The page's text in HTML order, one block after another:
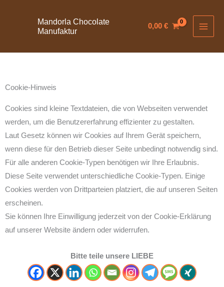
Mandorla Chocolate
Manufaktur
0,00 €
Cookie-Hinweis
Cookies sind kleine Textdateien, die von Webseiten verwendet
werden, um die Benutzererfahrung effizienter zu gestalten.
Laut Gesetz können wir Cookies auf Ihrem Gerät speichern,
wenn diese für den Betrieb dieser Seite unbedingt notwendig sind.
Für alle anderen Cookie-Typen benötigen wir Ihre Erlaubnis.
Diese Seite verwendet unterschiedliche Cookie-Typen. Einige
Cookies werden von Drittparteien platziert, die auf unseren Seiten
erscheinen.
Sie können Ihre Einwilligung jederzeit von der Cookie-Erklärung
auf unserer Website ändern oder widerrufen.
Bitte teile unsere LIEBE